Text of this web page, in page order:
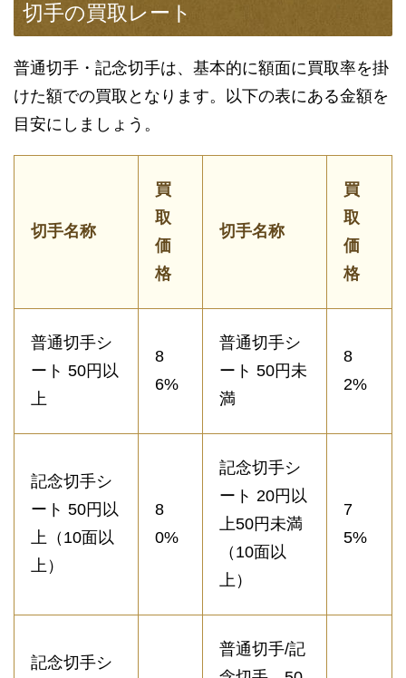
切手の買取レート
普通切手・記念切手は、基本的に額面に買取率を掛
けた額での買取となります。以下の表にある金額を
目安にしましょう。
切手名称
買
取
価
格
切手名称
買
取
価
格
普通切手シ
ート 50円以
上
8
6%
普通切手シ
ート 50円未
満
8
2%
記念切手シ
ート 50円以
上（10面以
上）
8
0%
記念切手シ
ート 20円以
上50円未満
（10面以
上）
7
5%
記念切手シ
普通切手/記